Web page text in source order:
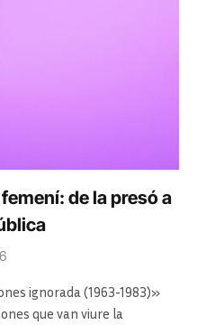
de la presó a
ignorada (1963-1983)»
que van viure la